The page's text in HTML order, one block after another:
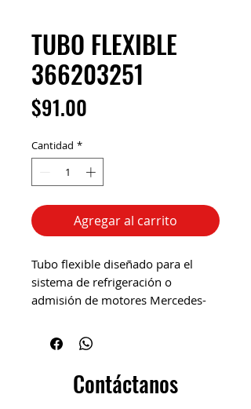
TUBO FLEXIBLE
366203251
$91.00
Cantidad *
Agregar al carrito
Tubo flexible diseñado para el
sistema de refrigeración o
admisión de motores Mercedes-
entre componentes con absorción
de vibraciones y movimientos
térmicos.Contáctanos